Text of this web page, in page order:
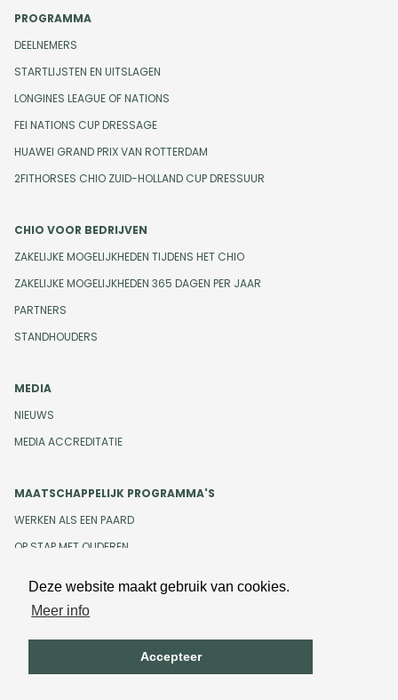
Deze website maakt gebruik van cookies.
Meer info
Accepteer
PROGRAMMA
DEELNEMERS
STARTLIJSTEN EN UITSLAGEN
LONGINES LEAGUE OF NATIONS
FEI NATIONS CUP DRESSAGE
HUAWEI GRAND PRIX VAN ROTTERDAM
2FITHORSES CHIO ZUID-HOLLAND CUP DRESSUUR
CHIO VOOR BEDRIJVEN
ZAKELIJKE MOGELIJKHEDEN TIJDENS HET CHIO
ZAKELIJKE MOGELIJKHEDEN 365 DAGEN PER JAAR
PARTNERS
STANDHOUDERS
MEDIA
NIEUWS
MEDIA ACCREDITATIE
MAATSCHAPPELIJK PROGRAMMA'S
WERKEN ALS EEN PAARD
OP STAP MET OUDEREN
Design en development door